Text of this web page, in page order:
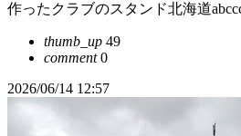
作ったクラブのスタンド北海道
thumb_up 49
comment0
2026/06/14 12:57